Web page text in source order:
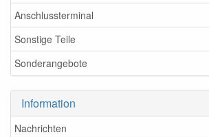
Anschlussterminal
Sonstige Teile
Sonderangebote
Information
Nachrichten